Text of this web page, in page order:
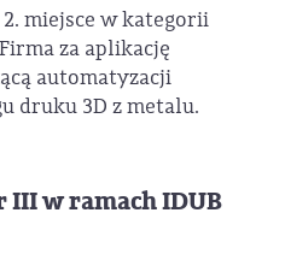
2. miejsce w kategorii
za aplikację
automatyzacji
druku 3D z metalu.
III w ramach IDUB